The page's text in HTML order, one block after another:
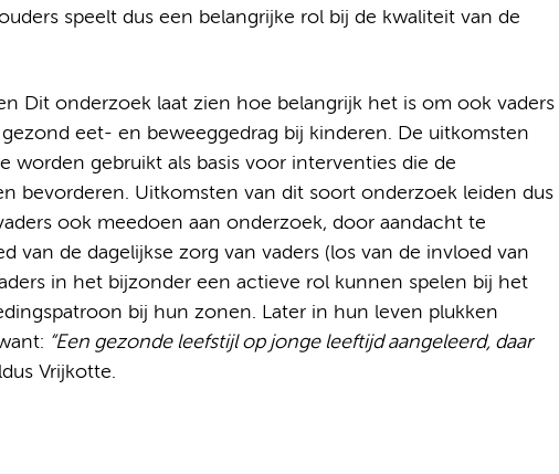
speelt dus een belangrijke rol bij de kwaliteit van de
Dit onderzoek laat zien hoe belangrijk het is om ook vaders
eet- en beweeggedrag bij kinderen. De uitkomsten
worden gebruikt als basis voor interventies die de
bevorderen. Uitkomsten van dit soort onderzoek leiden dus
ook meedoen aan onderzoek, door aandacht te
van de dagelijkse zorg van vaders (los van de invloed van
in het bijzonder een actieve rol kunnen spelen bij het
bij hun zonen. Later in hun leven plukken
“Een gezonde leefstijl op jonge leeftijd aangeleerd, daar
Vrijkotte.